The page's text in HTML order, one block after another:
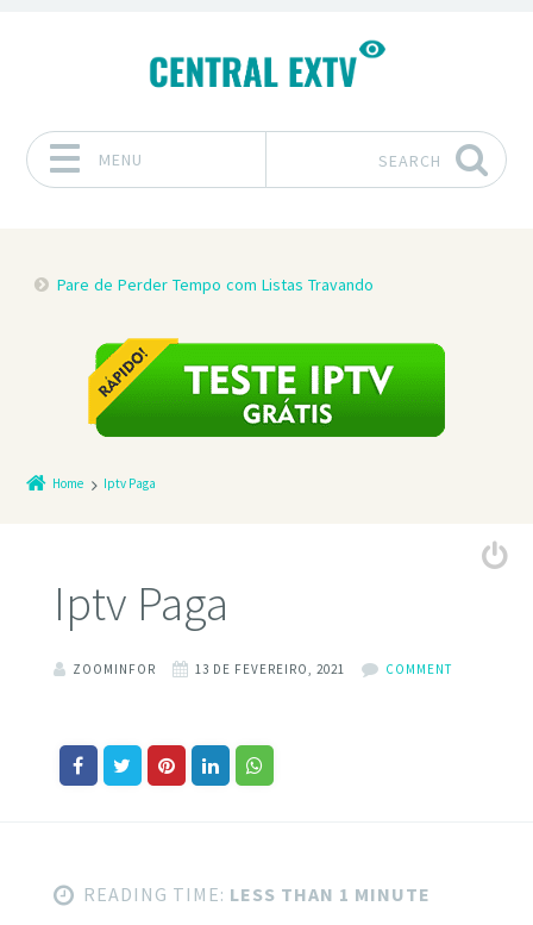
MENU SEARCH
Pare de Perder Tempo com Listas Travando
Home Iptv Paga
Iptv Paga
ZOOMINFOR 13 DE FEVEREIRO, 2021 COMMENT
READING TIME: LESS THAN 1 MINUTE